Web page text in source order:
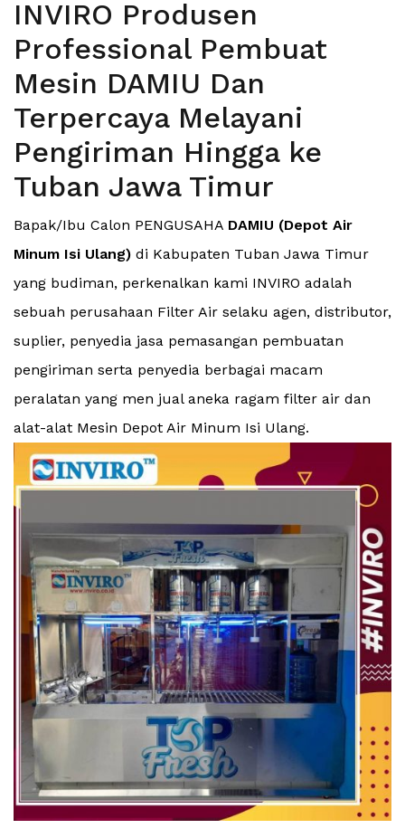
INVIRO Produsen
Professional Pembuat
Mesin DAMIU Dan
Terpercaya Melayani
Pengiriman Hingga ke
Tuban Jawa Timur
Bapak/Ibu Calon PENGUSAHA DAMIU (Depot Air
Minum Isi Ulang) di Kabupaten Tuban Jawa Timur
yang budiman, perkenalkan kami INVIRO adalah
sebuah perusahaan Filter Air selaku agen, distributor,
suplier, penyedia jasa pemasangan pembuatan
pengiriman serta penyedia berbagai macam
peralatan yang men jual aneka ragam filter air dan
alat-alat Mesin Depot Air Minum Isi Ulang.